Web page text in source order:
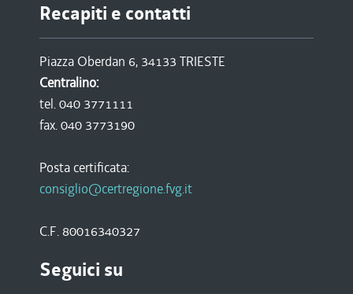
Recapiti e contatti
Piazza Oberdan 6, 34133 TRIESTE
Centralino:
tel. 040 3771111
fax. 040 3773190
Posta certificata:
consiglio@certregione.fvg.it
C.F. 80016340327
Seguici su